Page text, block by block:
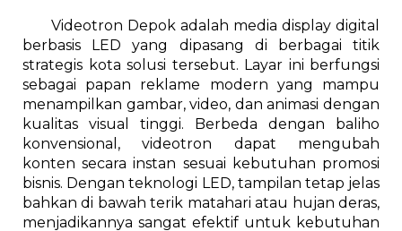
Videotron Depok adalah media display digital
berbasis LED yang dipasang di berbagai titik
strategis kota solusi tersebut. Layar ini berfungsi
sebagai papan reklame modern yang mampu
menampilkan gambar, video, dan animasi dengan
kualitas visual tinggi. Berbeda dengan baliho
konvensional, videotron dapat mengubah
konten secara instan sesuai kebutuhan promosi
bisnis. Dengan teknologi LED, tampilan tetap jelas
bahkan di bawah terik matahari atau hujan deras,
menjadikannya sangat efektif untuk kebutuhan